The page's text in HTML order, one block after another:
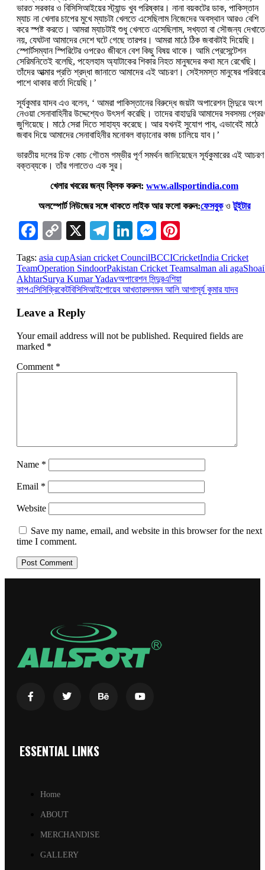
ভারত সরকার ও বিসিসিআইয়ের স্ট্যান্ড খুব পরিষ্কার। নানা বয়কটের ডাক, পাকিস্তান
ম্যাচ না খেলার চাপের মুখে ম্যাচটা খেলতে এসেছিলাম নিজেদের অবস্থান আরও বেশি
করে স্পষ্ট করতে। আমরা ম্যাচটাই শুধু খেলতে এসেছিলাম, সখ্যতা বা সৌজন্য দেখাতে
নয়, যেঘটনা আমাদের দেশে ঘটে গেছে তারপর। আমরা মাঠে ঠিক জবাবটাই দিয়েছি।
স্পোর্টসম্যান স্পিরিটের ওপরেও জীবনে বেশ কিছু বিষয় থাকে। আমি প্রেসেন্টেশন
সেরিমনিতেই বলেছি, পহেলহাম অ্যাটাকের শিকার নিহত মানুষদের কথা মনে রেখেছি।
তাঁদের আত্মার প্রতি শ্রদ্ধা জানাতে আমাদের এই আচরণ। সেইসমস্ত মানুষের
পাশে থাকার বার্তা দিয়েছি।’‌
সূর্যকুমার যাদব এও বলেন, ‘‌ আমরা পাকিস্তানের বিরুদ্ধে জয়টা অপারেশন সিন্দুরে অংশ
নেওয়া সেনাবাহিনীর উদ্দেশ্যেও উৎসর্গ করেছি। তাদের বাহাদুরি আমাদের সবসময়
জুগিয়েছে। মাঠে সেরা দিতে সাহায্য করেছে। আর যখনই সুযোগ পাব, এভাবেই মাঠে
জবাব দিয়ে আমাদের সেনাবাহিনীর মনোবল বাড়ানোর কাজ চালিয়ে যাব।’‌
ভারতীয় দলের চিফ কোচ গৌতম গম্ভীর পূর্ণ সমর্থন জানিয়েছেন সূর্যকুমারের এই
বক্তব্যকে। তাঁর গলাতেও এক সুর।
খেলার খবরের জন্য ক্লিক করুন: www.allsportindia.com
অলস্পোর্ট নিউজের সঙ্গে থাকতে লাইক আর ফলো করুন:ফেসবুকওটুইটার
Facebook
Copy
Link
X Telegram
LinkedIn
Messenger
Tags: asia cupAsian cricket CouncilBCCICricketIndia Cricket
TeamOperation SindoorPakistan Cricket Teamsalman ali aga
AkhtarSurya Kumar Yadavঅপারেশন সিন্দুরএশিয়া
কাপএসিসিক্রিকেটবিসিসিআইশোয়েব আখতারসলমন আলি আগাসূর্য কুমার যাদব
Leave a Reply
Your email address will not be published. Required fields are
marked *
Comment *
Name *
Email *
Website
Save my name, email, and website in this browser for the next
time I comment.
ESSENTIAL LINKS
Home
ABOUT
MERCHANDISE
GALLERY